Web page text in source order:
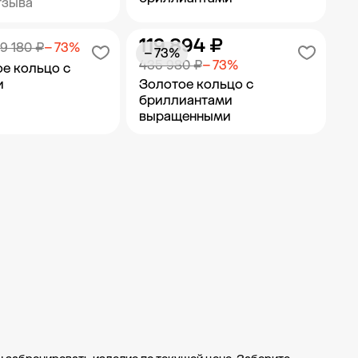
в корзину Добавить в корзину
кольцо с
9 180 ₽− 73%
Золотое кольцо с
бриллиантами
выращенными
435 980 ₽− 73%
119 894 ₽
− 73%